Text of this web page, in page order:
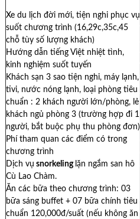
Xe du lịch đời mới, tiện nghi phục vụ
suốt chương trình (16,29c,35c,45
chỗ tùy số lượng khách)
Hướng dẫn tiếng Việt nhiệt tình,
kinh nghiệm suốt tuyến
Khách sạn 3 sao tiện nghi, máy lạnh,
tivi, nước nóng lạnh, loại phòng tiêu
chuẩn : 2 khách người lớn/phòng, lẻ
khách ngủ phòng 3 (trường hợp đi 1
người, bắt buộc phụ thu phòng đơn)
Phí tham quan các điểm có trong
chương trình
Dịch vụ snorkeling lặn ngắm san hô
Cù Lao Chàm.
Ăn các bữa theo chương trình: 03
bữa sáng buffet + 07 bữa chính tiêu
chuẩn 120,000đ/suất (nếu không ăn